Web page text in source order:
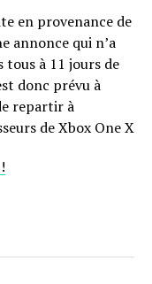
en provenance de
annonce qui n’a
tous à 11 jours de
donc prévu à
repartir à
de Xbox One X